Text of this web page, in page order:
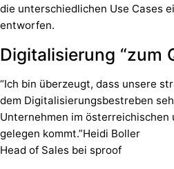
die unterschiedlichen Use Cases
entworfen.
Digitalisierung “zum
“Ich bin überzeugt, dass unsere
dem Digitalisierungsbestreben
Unternehmen im
gelegen kommt.”Heidi Boller
Head of Sales bei sproof